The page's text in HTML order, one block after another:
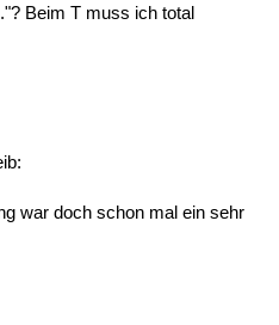
Beim T muss ich total
war doch schon mal ein sehr